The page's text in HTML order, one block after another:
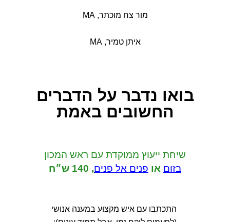
מור צח מוכתר, MA
איתן טמיר, MA
בואו נדבר על הדברים
החשובים באמת
שיחת ייעוץ ממוקדת עם ראש המכון
בזום או פנים אל פנים, 140 ש״ח
התכתבו עם איש מקצוע במענה אנושי